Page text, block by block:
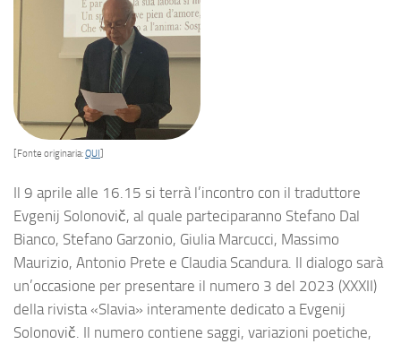
[Fonte originaria:QUI
Il 9 aprile alle 16.15 si terrà l’incontro con il traduttore
Evgenij Solonovič, al quale parteciparanno Stefano Dal
Bianco, Stefano Garzonio, Giulia Marcucci, Massimo
Maurizio, Antonio Prete e Claudia Scandura. Il dialogo sarà
un’occasione per presentare il numero 3 del 2023 (XXXII)
della rivista «Slavia» interamente dedicato a Evgenij
Solonovič. Il numero contiene saggi, variazioni poetiche,